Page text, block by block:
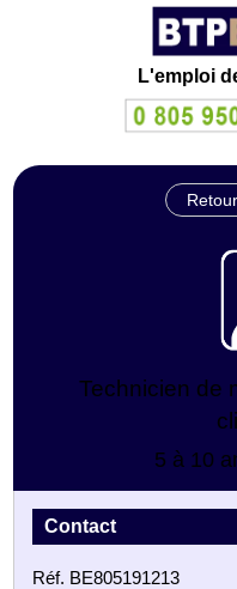
L'emploi
Technicien de
5 à 10
Contact
Réf. BE805191213